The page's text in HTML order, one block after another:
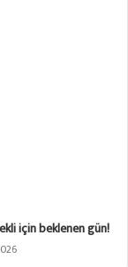
için beklenen gün!